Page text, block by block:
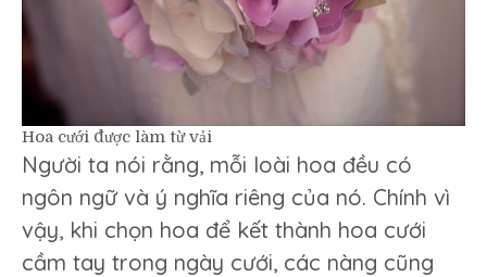
Hoa cưới được làm từ vải
Người ta nói rằng, mỗi loài hoa đều có
ngôn ngữ và ý nghĩa riêng của nó. Chính vì
vậy, khi chọn hoa để kết thành hoa cưới
cầm tay trong ngày cưới, các nàng cũng